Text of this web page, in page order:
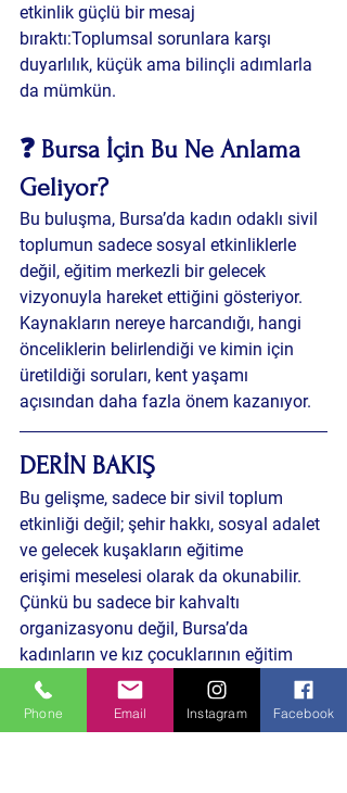
etkinlik güçlü bir mesaj
bıraktı:Toplumsal sorunlara karşı
duyarlılık, küçük ama bilinçli adımlarla
da mümkün.
❓ Bursa İçin Bu Ne Anlama
Geliyor?
Bu buluşma, Bursa’da kadın odaklı sivil
toplumun sadece sosyal etkinliklerle
değil, eğitim merkezli bir gelecek
vizyonuyla hareket ettiğini gösteriyor.
Kaynakların nereye harcandığı, hangi
önceliklerin belirlendiği ve kimin için
üretildiği soruları, kent yaşamı
açısından daha fazla önem kazanıyor.
DERİN BAKIŞ
Bu gelişme, sadece bir sivil toplum
etkinliği değil; şehir hakkı, sosyal adalet
ve gelecek kuşakların eğitime
erişimi meselesi olarak da okunabilir.
Çünkü bu sadece bir kahvaltı
organizasyonu değil, Bursa’da
kadınların ve kız çocuklarının eğitim
yoluyla güçlenmesi
meselesi.
Bu gelişme önümüzdeki günlerde
Phone Email Instagram Facebook